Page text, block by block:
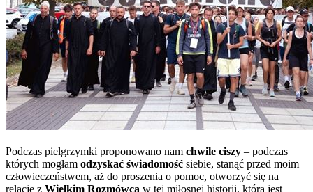
Podczas pielgrzymki proponowano nam chwile ciszy – podczas
których mogłam odzyskać świadomość siebie, stanąć przed moim
człowieczeństwem, aż do proszenia o pomoc, otworzyć się na
relację z Wielkim Rozmówcą w tej miłosnej historii, która jest